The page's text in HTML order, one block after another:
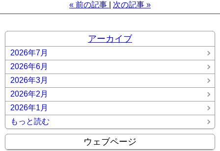
« 前の記事 次の記事 »
アーカイブ
2026年7月
2026年6月
2026年3月
2026年2月
2026年1月
もっと読む
ウェブページ